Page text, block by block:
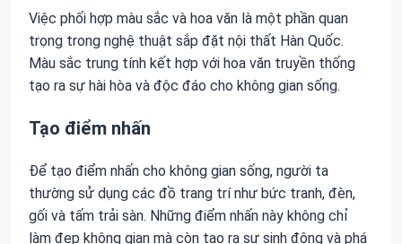
Việc phối hợp màu sắc và hoa văn là một phần quan
trọng trong nghệ thuật sắp đặt nội thất Hàn Quốc.
Màu sắc trung tính kết hợp với hoa văn truyền thống
tạo ra sự hài hòa và độc đáo cho không gian sống.
Tạo điểm nhấn
Để tạo điểm nhấn cho không gian sống, người ta
thường sử dụng các đồ trang trí như bức tranh, đèn,
gối và tấm trải sàn. Những điểm nhấn này không chỉ
làm đẹp không gian mà còn tạo ra sự sinh động và phá